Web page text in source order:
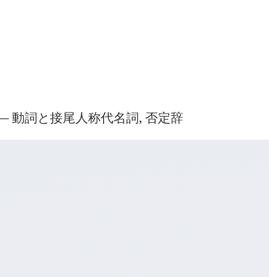
動詞と接尾人称代名詞, 否定辞